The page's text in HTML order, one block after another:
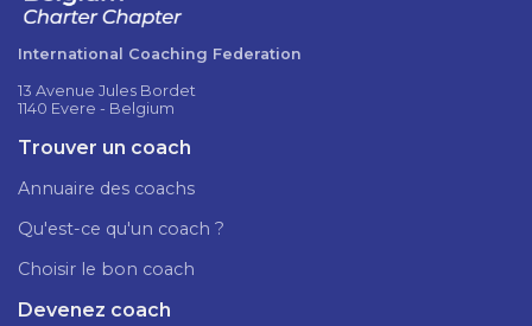
International Coaching Federation
13 Avenue Jules Bordet
1140 Evere - Belgium
Trouver un coach
Annuaire des coachs
Qu'est-ce qu'un coach ?
Choisir le bon coach
Devenez coach